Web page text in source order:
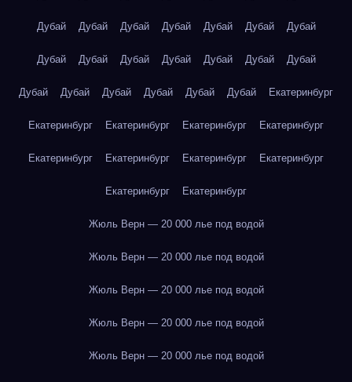
Дубай Дубай Дубай Дубай Дубай Дубай Дубай
Дубай Дубай Дубай Дубай Дубай Дубай Дубай
Дубай Дубай Дубай Дубай Дубай Дубай Екатеринбург
Екатеринбург Екатеринбург Екатеринбург Екатеринбург
Екатеринбург Екатеринбург Екатеринбург Екатеринбург
Екатеринбург Екатеринбург
Жюль Верн — 20 000 лье под водой
Жюль Верн — 20 000 лье под водой
Жюль Верн — 20 000 лье под водой
Жюль Верн — 20 000 лье под водой
Жюль Верн — 20 000 лье под водой